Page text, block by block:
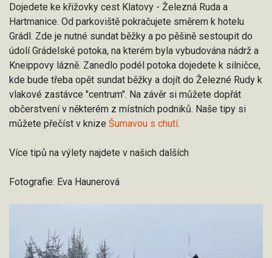
Dojedete ke křižovky cest Klatovy - Železná Ruda a
Hartmanice. Od parkoviště pokračujete směrem k hotelu
Grádl. Zde je nutné sundat běžky a po pěšině sestoupit do
údolí Grádelské potoka, na kterém byla vybudována nádrž a
Kneippovy lázně. Zanedlo podél potoka dojedete k silničce,
kde bude třeba opět sundat běžky a dojít do Železné Rudy k
vlakové zastávce "centrum". Na závěr si můžete dopřát
občerstvení v některém z místních podniků. Naše tipy si
můžete přečíst v knize Šumavou s chutí.
Více tipů na výlety najdete v našich dalších
Fotografie: Eva Haunerová